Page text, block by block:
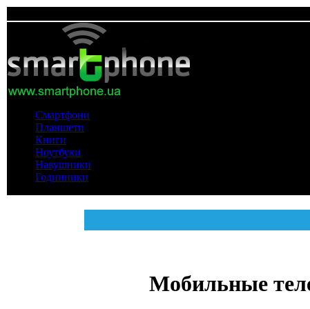
Смартфони
Планшети
Книги
Ноутбуки
Навушники
Годинники
Мобильные